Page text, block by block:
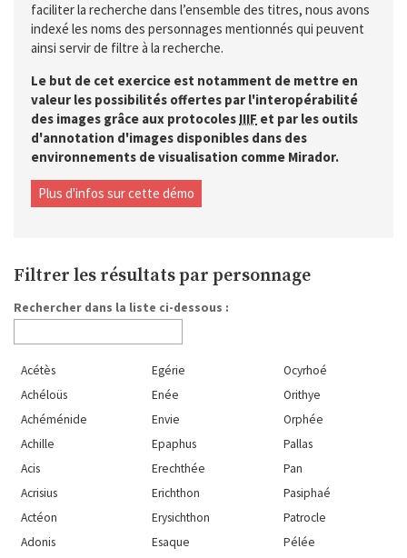
faciliter la recherche dans l’ensemble des titres, nous avons
indexé les noms des personnages mentionnés qui peuvent
ainsi servir de filtre à la recherche.
Le but de cet exercice est notamment de mettre en
valeur les possibilités offertes par l'interopérabilité
des images grâce aux protocoles IIIF et par les outils
d'annotation d'images disponibles dans des
environnements de visualisation comme Mirador.
Plus d'infos sur cette démo
Filtrer les résultats par personnage
Rechercher dans la liste ci-dessous :
Acétès
Achéloüs
Achéménide
Achille
Acis
Acrisius
Actéon
Adonis
Egérie
Enée
Envie
Epaphus
Erechthée
Erichthon
Erysichthon
Esaque
Ocyrhoé
Orithye
Orphée
Pallas
Pan
Pasiphaé
Patrocle
Pélée